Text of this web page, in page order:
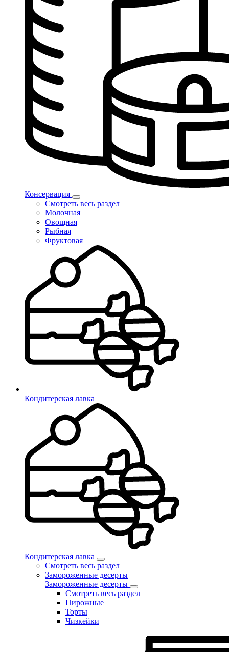
Консервация
Смотреть весь раздел
Молочная
Овощная
Рыбная
Фруктовая
Кондитерская лавка
Кондитерская лавка
Смотреть весь раздел
Замороженные десерты
Замороженные десерты
Смотреть весь раздел
Пирожные
Торты
Чизкейки